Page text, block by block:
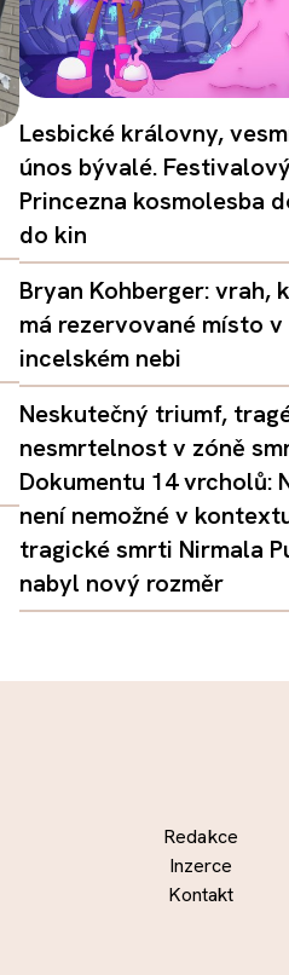
Lesbické královny,
únos bývalé.
Princezna kosmolesba
do kin
Bryan Kohberger: vrah,
má rezervované místo v
incelském nebi
Neskutečný triumf,
nesmrtelnost v zóně
Dokumentu 14 vrcholů:
není nemožné v
tragické smrti Nirmala
nabyl nový rozměr
Redakce
Inzerce
Kontakt